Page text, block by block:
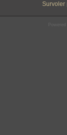
Survoler